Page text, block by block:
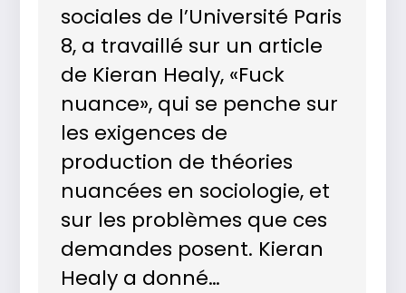
sociales de l’Université Paris
8, a travaillé sur un article
de Kieran Healy, «Fuck
nuance», qui se penche sur
les exigences de
production de théories
nuancées en sociologie, et
sur les problèmes que ces
demandes posent. Kieran
Healy a donné…